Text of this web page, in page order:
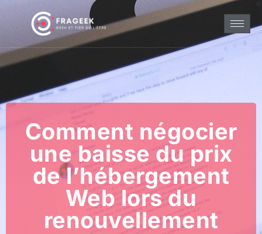
Comment négocier
une baisse du prix
de l’hébergement
Web lors du
renouvellement